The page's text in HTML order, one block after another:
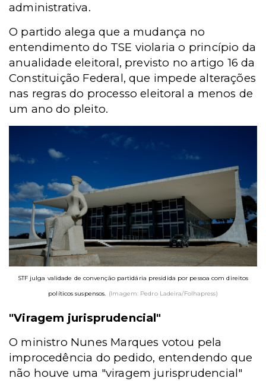
administrativa.
O partido alega que a mudança no
entendimento do TSE violaria o princípio da
anualidade eleitoral, previsto no artigo 16 da
Constituição Federal, que impede alterações
nas regras do processo eleitoral a menos de
um ano do pleito.
STF julga validade de convenção partidária presidida por pessoa com direitos
políticos suspensos. (Imagem: Pedro Ladeira/Folhapress)
"Viragem jurisprudencial"
O ministro Nunes Marques votou pela
improcedência do pedido, entendendo que
não houve uma "viragem jurisprudencial"